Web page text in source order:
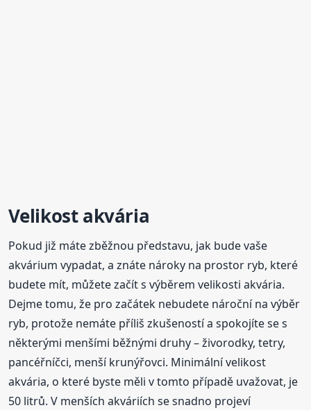
Velikost akvária
Pokud již máte zběžnou představu, jak bude vaše
akvárium vypadat, a znáte nároky na prostor ryb, které
budete mít, můžete začít s výběrem velikosti akvária.
Dejme tomu, že pro začátek nebudete nároční na výběr
ryb, protože nemáte příliš zkušeností a spokojíte se s
některými menšími běžnými druhy – živorodky, tetry,
pancéřníčci, menší krunýřovci. Minimální velikost
akvária, o které byste měli v tomto případě uvažovat, je
50 litrů. V menších akváriích se snadno projeví